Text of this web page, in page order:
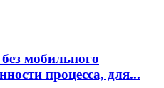
мобильного
процесса, для...